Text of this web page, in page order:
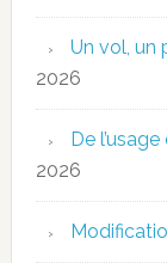
Un vol, un
2026
De
2026